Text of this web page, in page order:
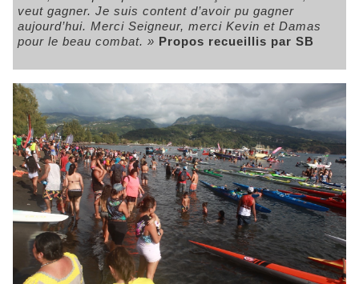
veut gagner. Je suis content d’avoir pu gagner
aujourd’hui. Merci Seigneur, merci Kevin et Damas
pour le beau combat. » Propos recueillis par SB